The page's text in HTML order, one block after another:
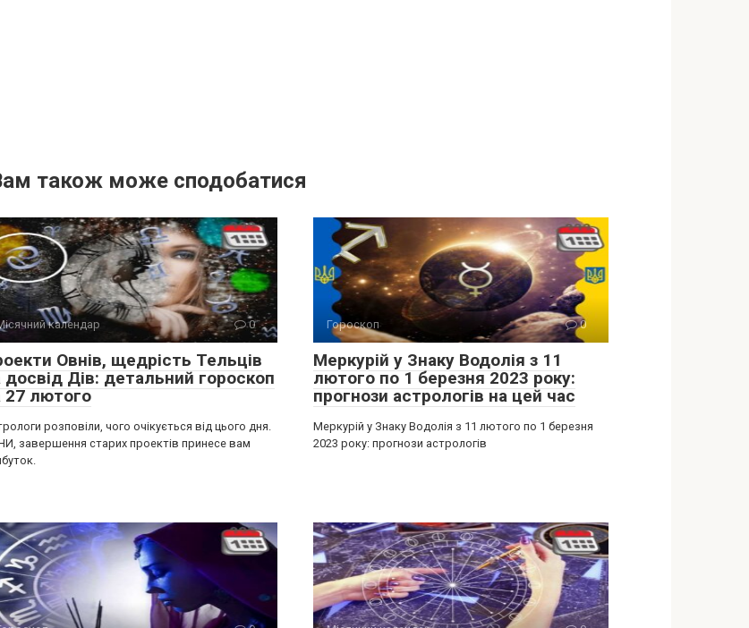
також може сподобатися
календар 0
Овнів, щедрість Тельців
досвід Дів: детальний гороскоп
27 лютого
розповіли, чого очікується від цього дня.
завершення старих проектів принесе вам
Гороскоп 0
Меркурій у Знаку Водолія з 11
лютого по 1 березня 2023 року:
прогнози астрологів на цей час
Меркурій у Знаку Водолія з 11 лютого по 1 березня
2023 року: прогнози астрологів